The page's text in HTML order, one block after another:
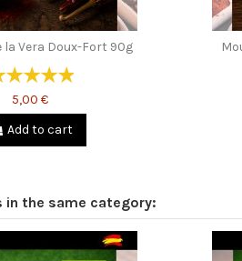
la Vera Doux-Fort 90g
5,00 €
Add to cart
the same category: